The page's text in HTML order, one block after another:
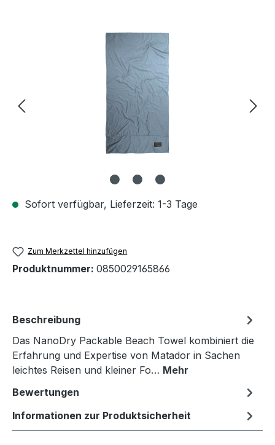
Bildergalerie überspringen
Sofort verfügbar, Lieferzeit: 1-3 Tage
Zum Merkzettel hinzufügen
Produktnummer: 0850029165866
Beschreibung
Das NanoDry Packable Beach Towel kombiniert die
Erfahrung und Expertise von Matador in Sachen
leichtes Reisen und kleiner Fo… Mehr
Bewertungen
Informationen zur Produktsicherheit